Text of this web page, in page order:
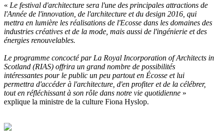
« Le festival d'architecture sera l'une des principales attractions de
l'Année de l'innovation, de l'architecture et du design 2016, qui
mettra en lumière les réalisations de l'Ecosse dans les domaines des
industries créatives et de la mode, mais aussi de l'ingénierie et des
énergies renouvelables.
Le programme concocté par La Royal Incorporation of Architects in
Scotland (RIAS) offrira un grand nombre de possibilités
intéressantes pour le public un peu partout en Écosse et lui
permettra d'accéder à l'architecture, d'en profiter et de la célébrer,
tout en réfléchissant à son rôle dans notre vie quotidienne »
explique la ministre de la culture Fiona Hyslop.